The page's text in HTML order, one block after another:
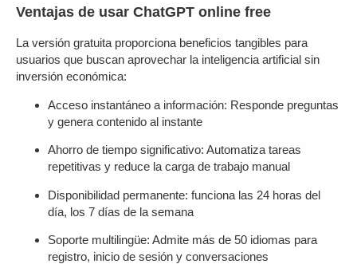
Ventajas de usar ChatGPT online free
La versión gratuita proporciona beneficios tangibles para
usuarios que buscan aprovechar la inteligencia artificial sin
inversión económica:
Acceso instantáneo a información: Responde preguntas
y genera contenido al instante
Ahorro de tiempo significativo: Automatiza tareas
repetitivas y reduce la carga de trabajo manual
Disponibilidad permanente: funciona las 24 horas del
día, los 7 días de la semana
Soporte multilingüe: Admite más de 50 idiomas para
registro, inicio de sesión y conversaciones